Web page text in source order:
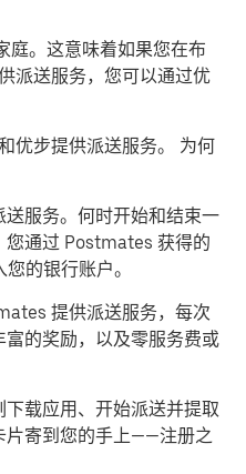
庭。这意味着如果您在布
派送服务，您可以通过优
优步提供派送服务。 为何
服务。 何时开始和结束一
您通过 Postmates 获得的
的银行账户。
提供派送服务，每次
的奖励，以及零服务费或
下载应用、开始派送并提取
片寄到您的手上——注册之